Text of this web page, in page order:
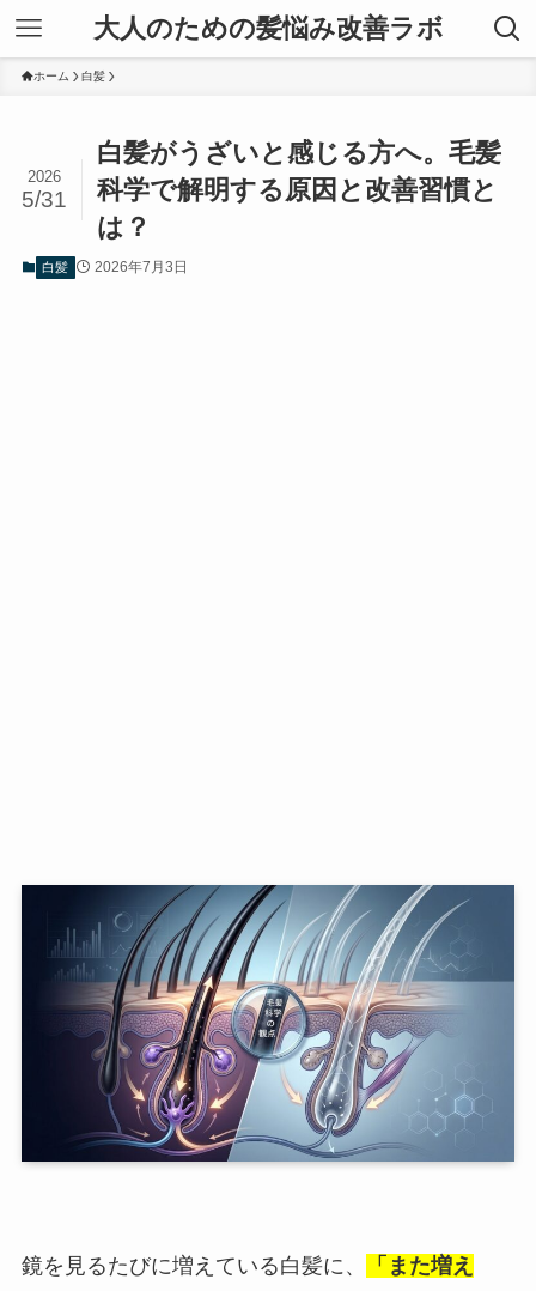
大人のための髪悩み改善ラボ
ホーム 白髪
白髪がうざいと感じる方へ。毛髪
科学で解明する原因と改善習慣と
は？
2026
5/31
白髪 2026年7月3日
鏡を見るたびに増えている白髪に、
「また増え